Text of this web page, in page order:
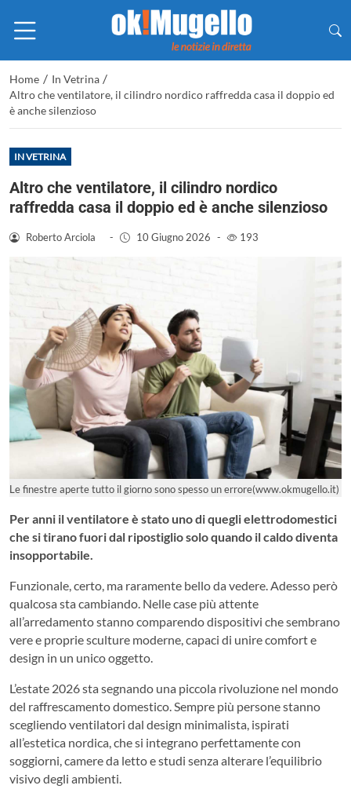
Home / In Vetrina /
Altro che ventilatore, il cilindro nordico raffredda casa il doppio ed
è anche silenzioso
IN VETRINA
Altro che ventilatore, il cilindro nordico
raffredda casa il doppio ed è anche silenzioso
Roberto Arciola - 10 Giugno 2026 - 193
Le finestre aperte tutto il giorno sono spesso un errore(www.okmugello.it)
Per anni il ventilatore è stato uno di quegli elettrodomestici
che si tirano fuori dal ripostiglio solo quando il caldo diventa
insopportabile.
Funzionale, certo, ma raramente bello da vedere. Adesso però
qualcosa sta cambiando. Nelle case più attente
all’arredamento stanno comparendo dispositivi che sembrano
vere e proprie sculture moderne, capaci di unire comfort e
design in un unico oggetto.
L’estate 2026 sta segnando una piccola rivoluzione nel mondo
del raffrescamento domestico. Sempre più persone stanno
scegliendo ventilatori dal design minimalista, ispirati
all’estetica nordica, che si integrano perfettamente con
soggiorni, camere da letto e studi senza alterare l’equilibrio
visivo degli ambienti.